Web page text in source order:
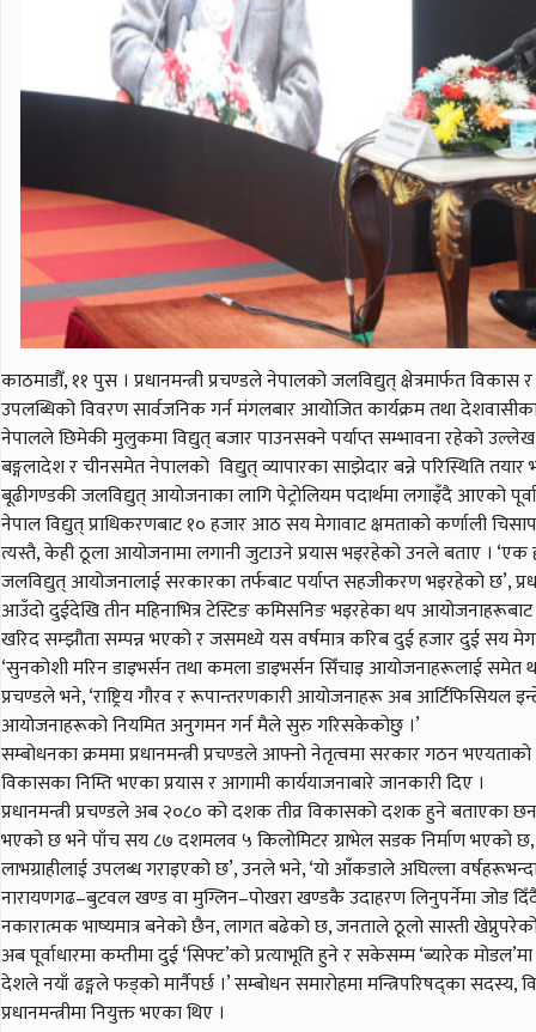
काठमाडौँ, ११ पुस । प्रधानमन्त्री प्रचण्डले नेपालको जलविद्युत् क्षेत्रमार्फत
उपलब्धिको विवरण सार्वजनिक गर्न मंगलबार आयोजित कार्यक्रम तथा
नेपालले छिमेकी मुलुकमा विद्युत् बजार पाउनसक्ने पर्याप्त सम्भावना रहेको
बङ्गलादेश र चीनसमेत नेपालको विद्युत् व्यापारका साझेदार बन्ने परिस्थिति
बूढीगण्डकी जलविद्युत् आयोजनाका लागि पेट्रोलियम पदार्थमा लगाइँदै आएको
नेपाल विद्युत् प्राधिकरणबाट १० हजार आठ सय मेगावाट क्षमताको कर्णाली
त्यस्तै, केही ठूला आयोजनामा लगानी जुटाउने प्रयास भइरहेको उनले बताए ।
जलविद्युत् आयोजनालाई सरकारका तर्फबाट पर्याप्त सहजीकरण भइरहेको छ’,
आउँदो दुईदेखि तीन महिनाभित्र टेस्टिङ कमिसनिङ भइरहेका थप
खरिद सम्झौता सम्पन्न भएको र जसमध्ये यस वर्षमात्र करिब दुई हजार दुई सय
‘सुनकोशी मरिन डाइभर्सन तथा कमला डाइभर्सन सिँचाइ आयोजनाहरूलाई समेत
प्रचण्डले भने, ‘राष्ट्रिय गौरव र रूपान्तरणकारी आयोजनाहरू अब आर्टिफिसियल
आयोजनाहरूको नियमित अनुगमन गर्न मैले सुरु गरिसकेकोछु ।’
सम्बोधनका क्रममा प्रधानमन्त्री प्रचण्डले आफ्नो नेतृत्वमा सरकार गठन
विकासका निम्ति भएका प्रयास र आगामी कार्ययाजनाबारे जानकारी दिए ।
प्रधानमन्त्री प्रचण्डले अब २०८० को दशक तीव्र विकासको दशक हुने बताएका
भएको छ भने पाँच सय ८७ दशमलव ५ किलोमिटर ग्राभेल सडक निर्माण भएको
लाभग्राहीलाई उपलब्ध गराइएको छ’, उनले भने, ‘यो आँकडाले अघिल्ला
नारायणगढ–बुटवल खण्ड वा मुग्लिन–पोखरा खण्डकै उदाहरण लिनुपर्नेमा जोड
नकारात्मक भाष्यमात्र बनेको छैन, लागत बढेको छ, जनताले ठूलो सास्ती
अब पूर्वाधारमा कम्तीमा दुई ‘सिफ्ट’को प्रत्याभूति हुने र सकेसम्म ‘ब्यारेक
देशले नयाँ ढङ्गले फड्को मार्नैपर्छ ।’ सम्बोधन समारोहमा मन्त्रिपरिषद्का
प्रधानमन्त्रीमा नियुक्त भएका थिए ।